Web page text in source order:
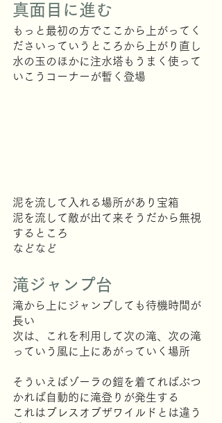
真面目に進む
もっと最初の方でここから上がってく
ださいっていうところから上がり直し
水の玉のほかに注水塔もうまく使って
いこうコーナーが暫く登場
泥を流して入れる場所があり宝箱
泥を流して敵が出て来そうだから無視
するところ
などなど
滝ジャンプ台
滝から上にジャンプしても待機時間が
長い
次は、これを利用して次の滝、次の滝
っていう風に上にあがっていく場所
そういえばゾーラの鎧を着てればぶつ
かれば自動的に滝登りが発生する
これはブレスオブザワイルドとは違う